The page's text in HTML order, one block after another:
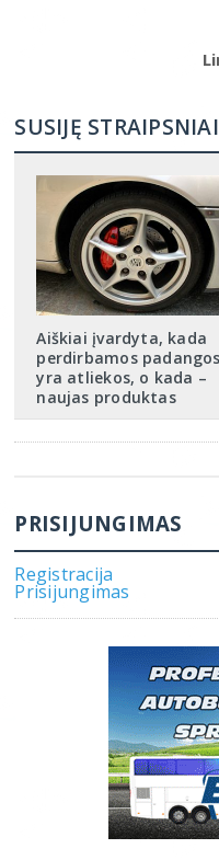
SUSIJĘ STRAIPSNIAI
Aiškiai įvardyta, kada
perdirbamos padangos
yra atliekos, o kada –
naujas produktas
PRISIJUNGIMAS
Registracija
Prisijungimas